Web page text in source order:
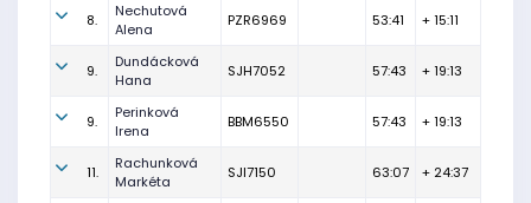
8.
Nechutová
Alena
PZR6969 53:41 + 15:11
9.
Dundácková
Hana
SJH7052 57:43 + 19:13
9.
Perinková
Irena
BBM6550 57:43 + 19:13
11.
Rachunková
Markéta
SJI7150 63:07 + 24:37